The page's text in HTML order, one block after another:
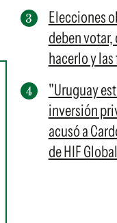
Elecciones
deben
hacerlo y
"Uruguay
inversión
acusó a
de HIF Global